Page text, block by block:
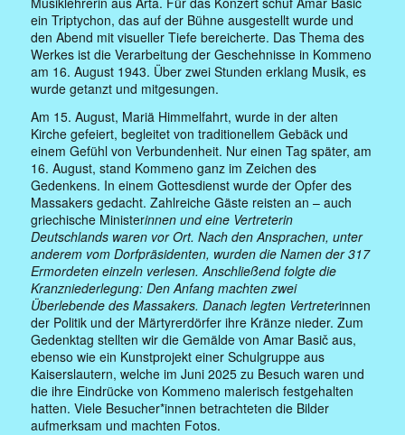
ein Triptychon, das auf der Bühne ausgestellt wurde und
den Abend mit visueller Tiefe bereicherte. Das Thema des
Werkes ist die Verarbeitung der Geschehnisse in Kommeno
am 16. August 1943. Über zwei Stunden erklang Musik, es
wurde getanzt und mitgesungen.
Am 15. August, Mariä Himmelfahrt, wurde in der alten
Kirche gefeiert, begleitet von traditionellem Gebäck und
einem Gefühl von Verbundenheit. Nur einen Tag später, am
16. August, stand Kommeno ganz im Zeichen des
Gedenkens. In einem Gottesdienst wurde der Opfer des
Massakers gedacht. Zahlreiche Gäste reisten an – auch
griechische Ministerinnen und eine Vertreterin
Deutschlands waren vor Ort. Nach den Ansprachen, unter
anderem vom Dorfpräsidenten, wurden die Namen der 317
Ermordeten einzeln verlesen. Anschließend folgte die
Kranzniederlegung: Den Anfang machten zwei
Überlebende des Massakers. Danach legten Vertreterinnen
der Politik und der Märtyrerdörfer ihre Kränze nieder. Zum
Gedenktag stellten wir die Gemälde von Amar Basič aus,
ebenso wie ein Kunstprojekt einer Schulgruppe aus
Kaiserslautern, welche im Juni 2025 zu Besuch waren und
die ihre Eindrücke von Kommeno malerisch festgehalten
hatten. Viele Besucher*innen betrachteten die Bilder
aufmerksam und machten Fotos.